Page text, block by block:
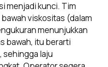
menjadi kunci. Tim
viskositas (dalam
menunjukkan
bawah, itu berarti
sehingga laju